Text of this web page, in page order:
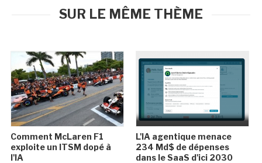
SUR LE MÊME THÈME
Comment McLaren F1
exploite un ITSM dopé à
l'IA
L'IA agentique menace
234 Md$ de dépenses
dans le SaaS d'ici 2030